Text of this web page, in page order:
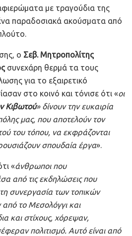
με τραγούδια της
παραδοσιακά ακούσματα από
ο Σεβ. Μητροπολίτης
συνεχάρη θερμά τα τους
για το εξαιρετικό
στο κοινό και τόνισε ότι «οι
Κιβωτού» δίνουν την ευκαιρία
μας, που αποτελούν τον
του τόπου, να εκφράζονται
σπουδαία έργα».
«άνθρωποι που
από τις εκδηλώσεις που
συνεργασία των τοπικών
το Μεσολόγγι και
και στίχους, χόρεψαν,
πολιτισμό. Αυτό είναι από